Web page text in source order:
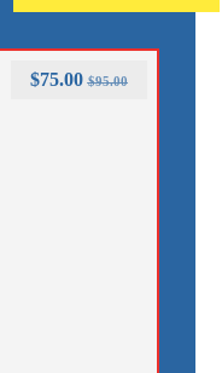
$95.00
$75.00